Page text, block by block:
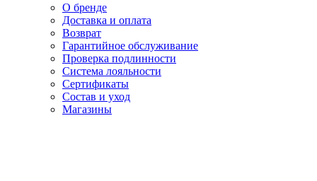
О бренде
Доставка и оплата
Возврат
Гарантийное обслуживание
Проверка подлинности
Система лояльности
Сертификаты
Состав и уход
Магазины